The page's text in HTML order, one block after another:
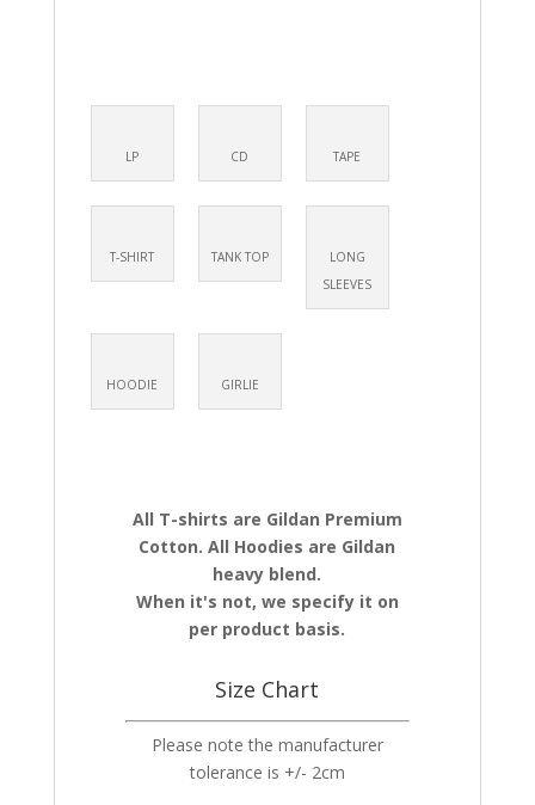
LP CD TAPE
T-SHIRT TANK TOP
LONG
SLEEVES
HOODIE GIRLIE
All T-shirts are Gildan Premium
Cotton. All Hoodies are Gildan
heavy blend.
When it's not, we specify it on
per product basis.
Size Chart
Please note the manufacturer
tolerance is +/- 2cm